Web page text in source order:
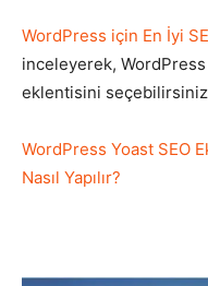
WordPress için En İyi
inceleyerek,
eklentisini
WordPress Yoast SEO
Nasıl Yapılır?